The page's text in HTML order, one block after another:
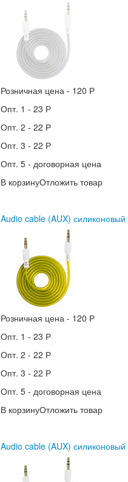
Розничная цена - 120 Р
Опт. 1 - 23 Р
Опт. 2 - 22 Р
Опт. 3 - 22 Р
Опт. 5 - договорная цена
В корзинуОтложить товар
Audio cable (AUX)
Розничная цена - 120 Р
Опт. 1 - 23 Р
Опт. 2 - 22 Р
Опт. 3 - 22 Р
Опт. 5 - договорная цена
В корзинуОтложить товар
Audio cable (AUX)